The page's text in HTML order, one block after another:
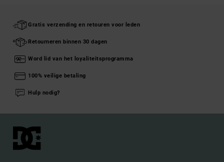
Gratis verzending en retouren voor leden
Retourneren binnen 30 dagen
Word lid van het loyaliteitsprogramma
100% veilige betaling
Hulp nodig?